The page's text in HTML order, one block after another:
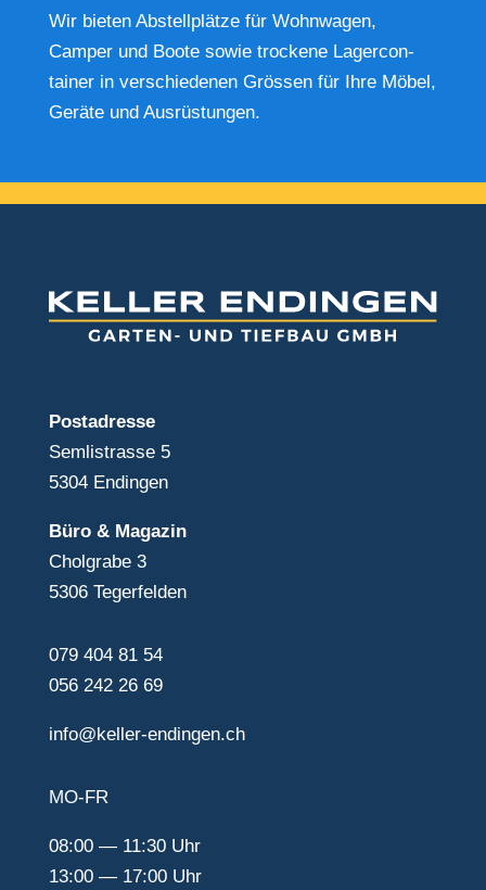
Wir bieten Abstell­plätze für Wohn­wagen,
Camper und Boote sowie trockene Lager­con­
tainer in verschie­denen Grössen für Ihre Möbel,
Geräte und Ausrüs­tungen.
Post­adresse
Semlistrasse 5
5304 Endingen
Büro & Magazin
Chol­grabe 3
5306 Teger­felden
079 404 81 54
056 242 26 69
info@keller-endingen.ch
MO-FR
08:00 — 11:30 Uhr
13:00 — 17:00 Uhr